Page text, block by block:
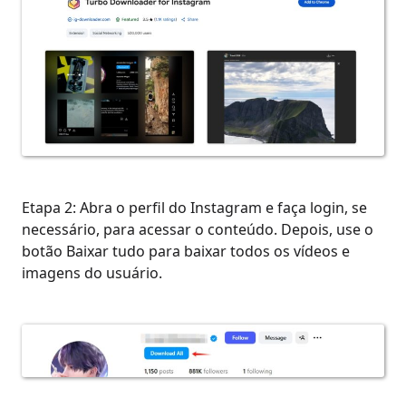
Etapa 2: Abra o perfil do Instagram e faça login, se
necessário, para acessar o conteúdo. Depois, use o
botão Baixar tudo para baixar todos os vídeos e
imagens do usuário.